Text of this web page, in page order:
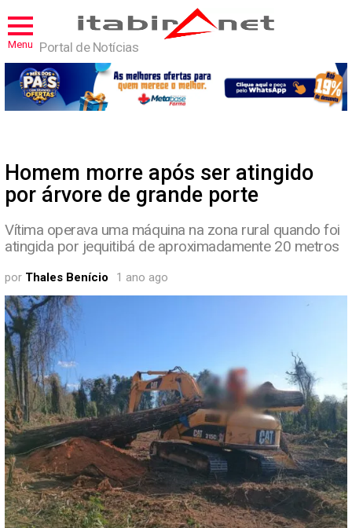
Menu Portal de Notícias
Homem morre após ser atingido
por árvore de grande porte
Vítima operava uma máquina na zona rural quando foi
atingida por jequitibá de aproximadamente 20 metros
por Thales Benício 1 ano ago